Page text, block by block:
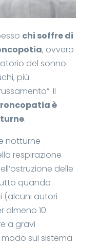
chi soffre di
, ovvero
del sonno
più
Il
è
.
notturne
respirazione
delle
quando
(alcuni autori
almeno 10
a gravi
sul sistema